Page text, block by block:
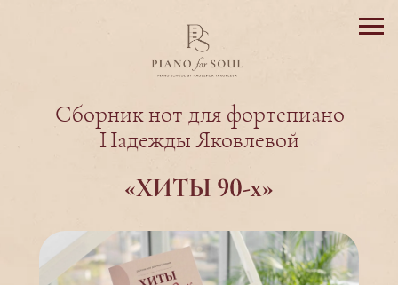
Сборник нот для фортепиано
Надежды Яковлевой